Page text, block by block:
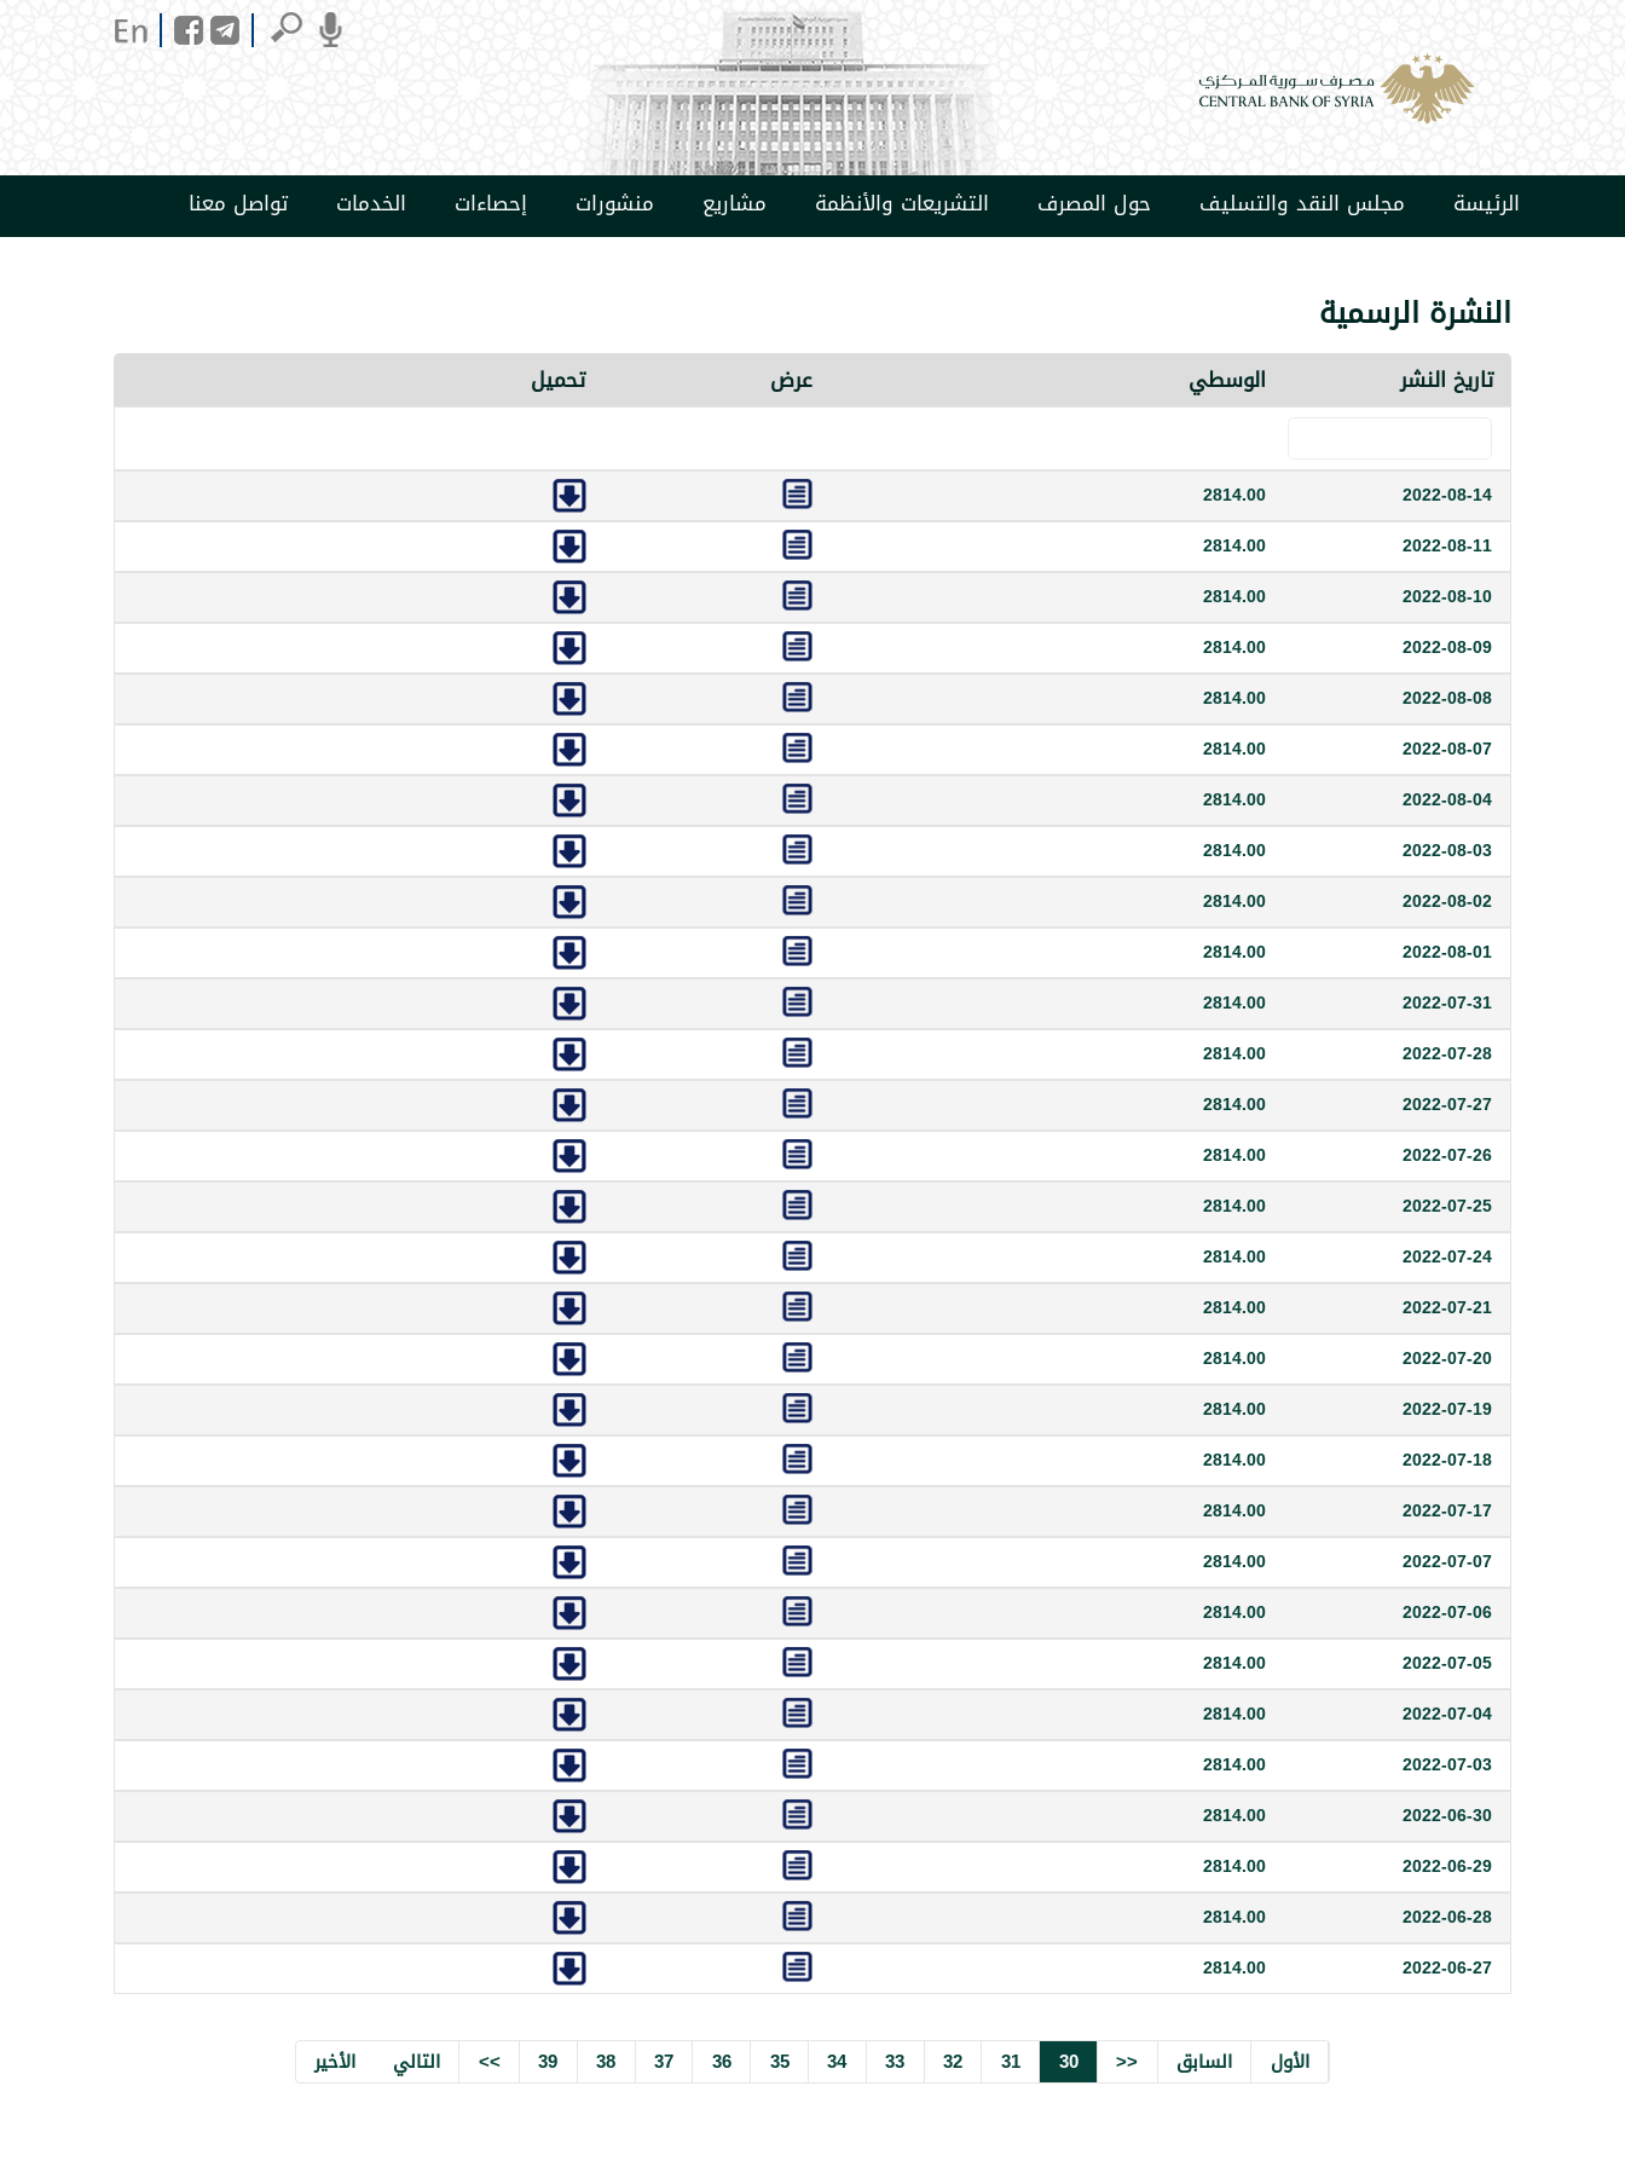
الرئيسة مجلس النقد والتسليف حول المصرف التشريعات والأنظمة مشاريع منشورات إحصاءات الخدمات تواصل معنا
النشرة الرسمية
تاريخ النشر الوسطي عرض تحميل
2022-08-14
2814.00
2022-08-11
2814.00
2022-08-10
2814.00
2022-08-09
2814.00
2022-08-08
2814.00
2022-08-07
2814.00
2022-08-04
2814.00
2022-08-03
2814.00
2022-08-02
2814.00
2022-08-01
2814.00
2022-07-31
2814.00
2022-07-28
2814.00
2022-07-27
2814.00
2022-07-26
2814.00
2022-07-25
2814.00
2022-07-24
2814.00
2022-07-21
2814.00
2022-07-20
2814.00
2022-07-19
2814.00
2022-07-18
2814.00
2022-07-17
2814.00
2022-07-07
2814.00
2022-07-06
2814.00
2022-07-05
2814.00
2022-07-04
2814.00
2022-07-03
2814.00
2022-06-30
2814.00
2022-06-29
2814.00
2022-06-28
2814.00
2022-06-27
2814.00
الأول السابق <<
30
31
32
33
34
35
36
37
38
39
>> التالي الأخير